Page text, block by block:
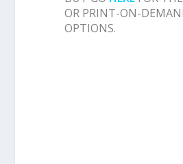
OR PRINT-ON-
OPTIONS.